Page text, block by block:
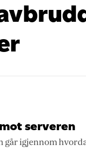
serveren
går igjennom